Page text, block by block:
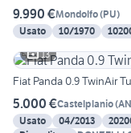
9.990 €Mondolfo(PU)
Usato
10/1970
13
Fiat Panda 0.9 TwinAir
5.000 €Castelplanio(AN
Usato
04/2013